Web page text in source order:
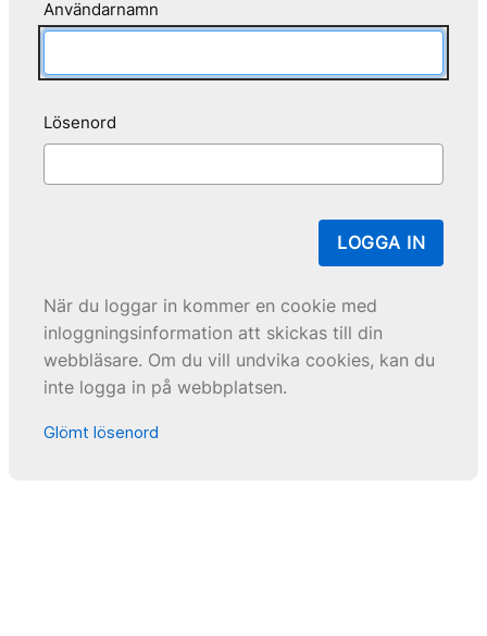
Användarnamn
Lösenord
LOGGA IN
När du loggar in kommer en cookie med
inloggningsinformation att skickas till din
webbläsare. Om du vill undvika cookies, kan du
inte logga in på webbplatsen.
Glömt lösenord